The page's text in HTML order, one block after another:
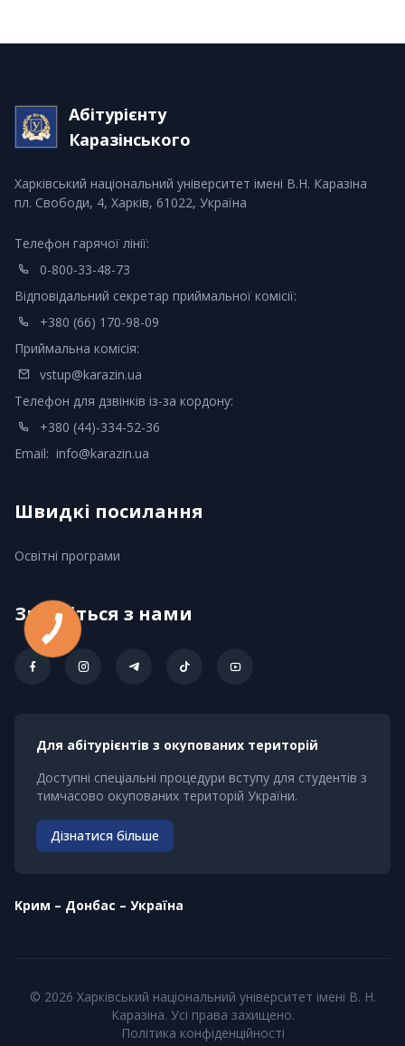
Абітурієнту
Каразінського
Харківський національний університет імені В.Н. Каразіна
пл. Свободи, 4, Харків, 61022, Україна
Телефон гарячої лінії:
0-800-33-48-73
Відповідальний секретар приймальної комісії:
+380 (66) 170-98-09
Приймальна комісія:
vstup@karazin.ua
Телефон для дзвінків із-за кордону:
+380 (44)-334-52-36
Email: info@karazin.ua
Швидкі посилання
Освітні програми
Зв'яжіться з нами
Для абітурієнтів з окупованих територій
Доступні спеціальні процедури вступу для студентів з
тимчасово окупованих територій України.
Дізнатися більше
Kрим – Донбас – Україна
© 2026 Харківський національний університет імені В. Н.
Каразіна. Усі права захищено.
Політика конфіденційності